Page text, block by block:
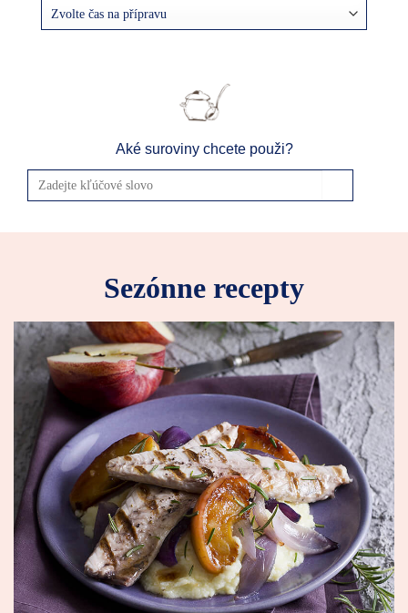
Aké suroviny chcete použi?
Sezónne recepty